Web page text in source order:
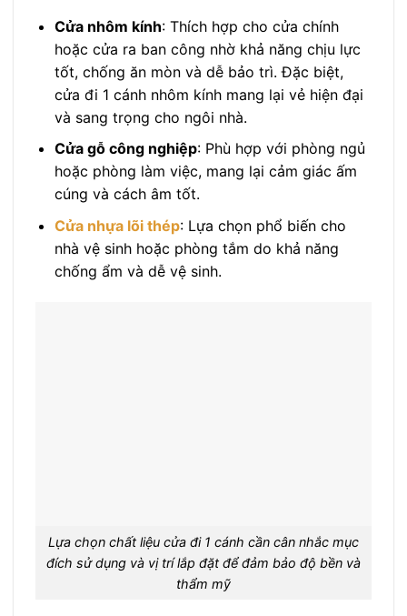
Cửa nhôm kính: Thích hợp cho cửa chính
hoặc cửa ra ban công nhờ khả năng chịu lực
tốt, chống ăn mòn và dễ bảo trì. Đặc biệt,
cửa đi 1 cánh nhôm kính mang lại vẻ hiện đại
và sang trọng cho ngôi nhà.
Cửa gỗ công nghiệp: Phù hợp với phòng ngủ
hoặc phòng làm việc, mang lại cảm giác ấm
cúng và cách âm tốt.
Cửa nhựa lõi thép: Lựa chọn phổ biến cho
nhà vệ sinh hoặc phòng tắm do khả năng
chống ẩm và dễ vệ sinh.
Lựa chọn chất liệu cửa đi 1 cánh cần cân nhắc mục
đích sử dụng và vị trí lắp đặt để đảm bảo độ bền và
thẩm mỹ